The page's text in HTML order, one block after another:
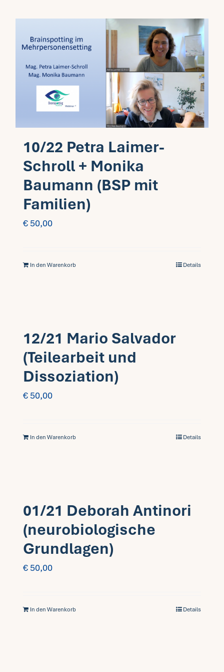
10/22 Petra Laimer-
Schroll + Monika
Baumann (BSP mit
Familien)
€ 50,00
In den Warenkorb Details
12/21 Mario Salvador
(Teilearbeit und
Dissoziation)
€ 50,00
In den Warenkorb Details
01/21 Deborah Antinori
(neurobiologische
Grundlagen)
€ 50,00
In den Warenkorb Details